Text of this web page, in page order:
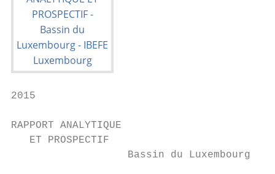
2015
RAPPORT ANALYTIQUE
   ET PROSPECTIF
                   Bassin du Luxembourg